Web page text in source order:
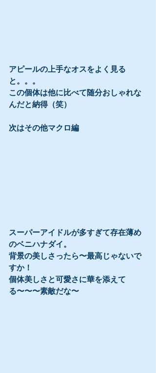
アピールの上手なオスをよく見る
と。。。
この個体は他に比べて随分おしゃれな
んだと納得（笑）
次はその他マクロ編
スーパーアイドルが多すぎて存在薄め
のベニハナダイ。
背景の美しさったら〜最高じゃないで
すか！
個体美しさと可愛さに華を添えて
る〜〜〜素敵だな〜